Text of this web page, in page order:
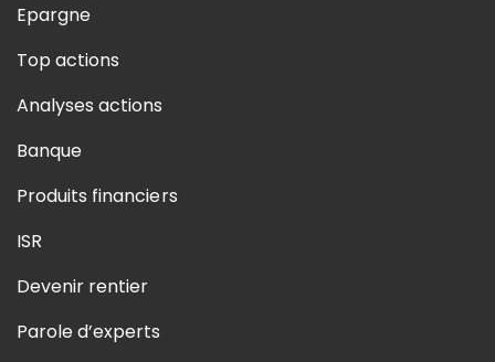
Epargne
Top actions
Analyses actions
Banque
Produits financiers
ISR
Devenir rentier
Parole d’experts